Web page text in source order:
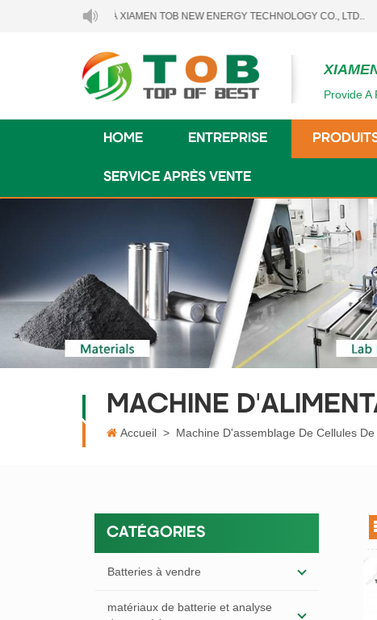
À XIAMEN TOB NEW ENERGY TECHNOLOGY CO., LTD..
Provide A
HOME ENTREPRISE
SERVICE APRÈS VENTE
MACHINE
Accueil > Machine D'assemblage De Cellules
CATÉGORIES
Batteries à vendre
matériaux de batterie et analyse